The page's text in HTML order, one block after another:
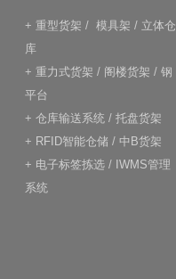
+ 重型货架 / 模具架 / 立体仓
库
+ 重力式货架 / 阁楼货架 / 钢
平台
+ 仓库输送系统 / 托盘货架
+ RFID智能仓储 / 中B货架
+ 电子标签拣选 / IWMS管理
系统